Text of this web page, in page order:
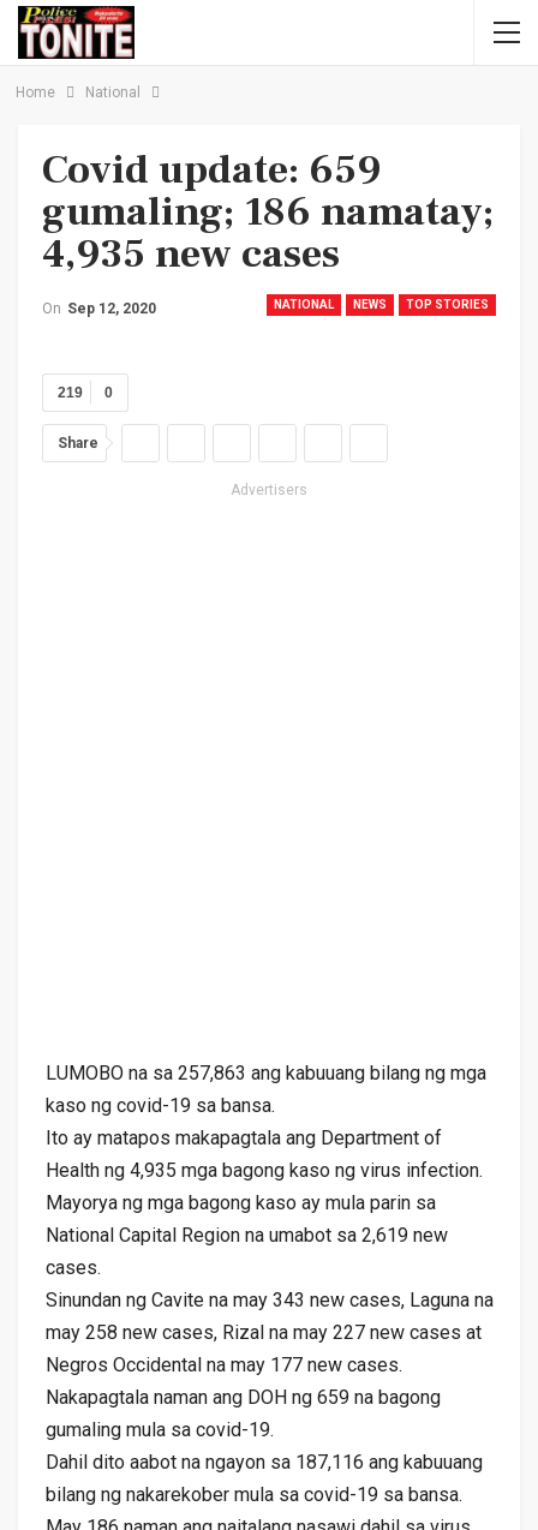
Home National
Covid update: 659
gumaling; 186 namatay;
4,935 new cases
NATIONAL NEWS TOP STORIES
On Sep 12, 2020
0
219
Share
Advertisers
LUMOBO na sa 257,863 ang kabuuang bilang ng mga
kaso ng covid-19 sa bansa.
Ito ay matapos makapagtala ang Department of
Health ng 4,935 mga bagong kaso ng virus infection.
Mayorya ng mga bagong kaso ay mula parin sa
National Capital Region na umabot sa 2,619 new
cases.
Sinundan ng Cavite na may 343 new cases, Laguna na
may 258 new cases, Rizal na may 227 new cases at
Negros Occidental na may 177 new cases.
Nakapagtala naman ang DOH ng 659 na bagong
gumaling mula sa covid-19.
Dahil dito aabot na ngayon sa 187,116 ang kabuuang
bilang ng nakarekober mula sa covid-19 sa bansa.